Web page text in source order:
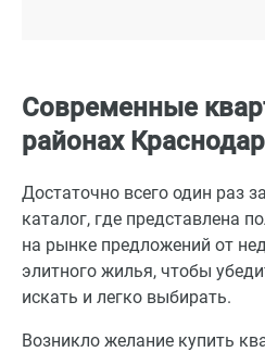
Современные
районах
Достаточно всего один раз
каталог, где представлена
на рынке предложений от
элитного жилья, чтобы
искать и легко выбирать.
Возникло желание купить